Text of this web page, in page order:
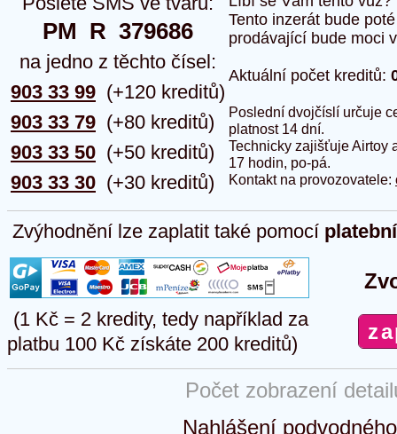
PM  R  379686
na jedno z těchto čísel:
903 33 99
903 33 79
903 33 50
903 33 30
(+120 kreditů)
(+80 kreditů)
(+50 kreditů)
(+30 kreditů)
Tento inzerát bude
prodávající bude moci
Aktuální počet kreditů:
Poslední dvojčíslí určuje
platnost 14 dní.
Technicky zajišťuje Airtoy
17 hodin, po-pá.
Kontakt na provozovatele:
Zvýhodnění lze zaplatit také pomocí
(1 Kč = 2 kredity, tedy například za
platbu 100 Kč získáte 200 kreditů)
Počet zobrazení
Nahlášení